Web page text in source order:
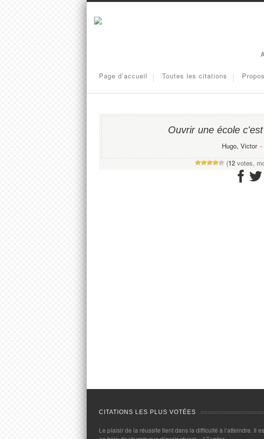
Page d’accueil Toutes les citations
Ouvrir une école
Hugo, Victor−
(12votes,
CITATIONS LES PLUS VOTÉES
Le plaisir de la réussite tient dans la difficulté à l’atteindre. Il